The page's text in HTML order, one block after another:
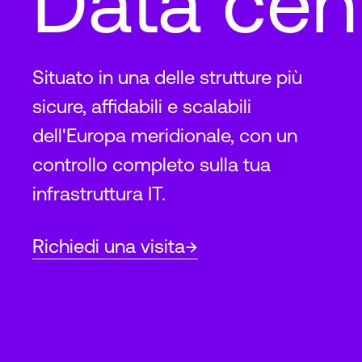
Situato in una delle strutture più
sicure, affidabili e scalabili
dell'Europa meridionale, con un
controllo completo sulla tua
infrastruttura IT.
Richiedi una visita